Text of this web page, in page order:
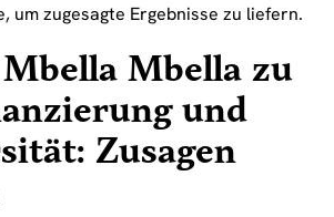
um zugesagte Ergebnisse zu liefern.
Mbella zu
und
Zusagen